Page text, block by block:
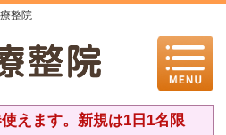
整院
えます。新規は1日1名限